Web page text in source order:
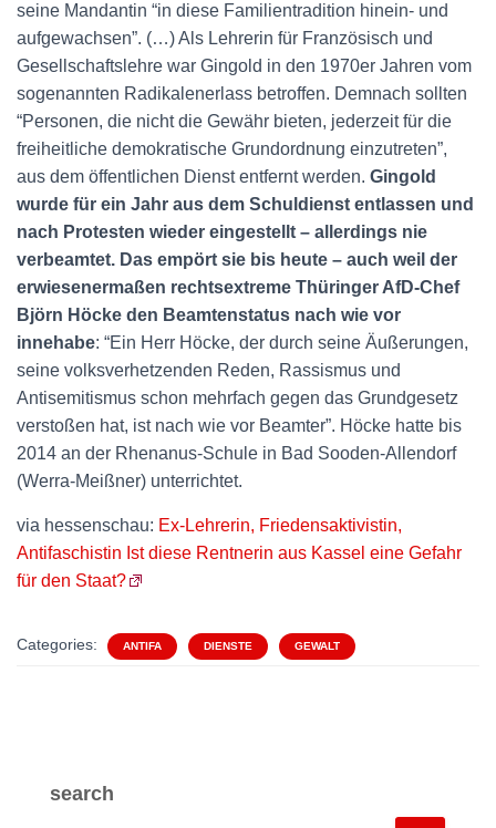
seine Mandantin “in diese Familientradition hinein- und
aufgewachsen”. (…) Als Lehrerin für Französisch und
Gesellschaftslehre war Gingold in den 1970er Jahren vom
sogenannten Radikalenerlass betroffen. Demnach sollten
“Personen, die nicht die Gewähr bieten, jederzeit für die
freiheitliche demokratische Grundordnung einzutreten”,
aus dem öffentlichen Dienst entfernt werden. Gingold
wurde für ein Jahr aus dem Schuldienst entlassen und
nach Protesten wieder eingestellt – allerdings nie
verbeamtet. Das empört sie bis heute – auch weil der
erwiesenermaßen rechtsextreme Thüringer AfD-Chef
Björn Höcke den Beamtenstatus nach wie vor
innehabe: “Ein Herr Höcke, der durch seine Äußerungen,
seine volksverhetzenden Reden, Rassismus und
Antisemitismus schon mehrfach gegen das Grundgesetz
verstoßen hat, ist nach wie vor Beamter”. Höcke hatte bis
2014 an der Rhenanus-Schule in Bad Sooden-Allendorf
(Werra-Meißner) unterrichtet.
via hessenschau: Ex-Lehrerin, Friedensaktivistin,
Antifaschistin Ist diese Rentnerin aus Kassel eine Gefahr
für den Staat?
Categories: ANTIFA DIENSTE GEWALT
search